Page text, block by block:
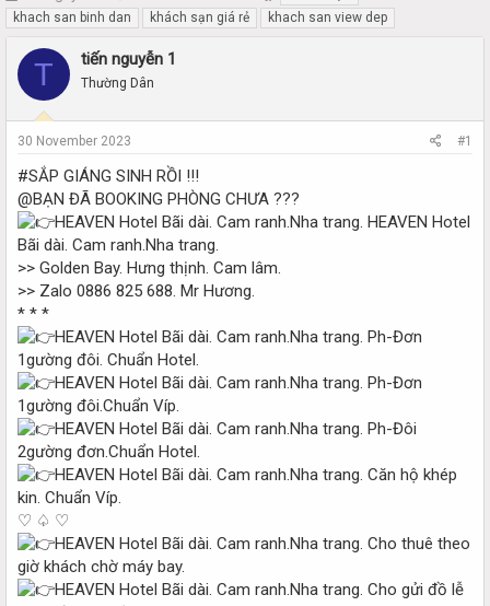
h
r
e
d
a
r
t
e
r
t
a
r
d
khach san binh dan
khách sạn giá rẻ khach san view dep
T tiến nguyễn 1
Thường Dân
30 November 2023 #1
#SẮP GIÁNG SINH RỒI !!!
@BẠN ĐÃ BOOKING PHÒNG CHƯA ???
HEAVEN Hotel
Bãi dài. Cam ranh.Nha trang.
>> Golden Bay. Hưng thịnh. Cam lâm.
>> Zalo 0886 825 688. Mr Hương.
* * *
Ph-Đơn
1gường đôi. Chuẩn Hotel.
Ph-Đơn
1gường đôi.Chuẩn Víp.
Ph-Đôi
2gường đơn.Chuẩn Hotel.
Căn hộ khép
kin. Chuẩn Víp.
♡ ♤ ♡
Cho thuê theo
giờ khách chờ máy bay.
Cho gửi đồ lễ